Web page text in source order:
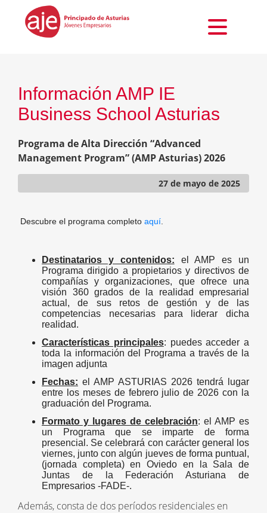
Información AMP IE
Business School Asturias
Programa de Alta Dirección “Advanced
Management Program” (AMP Asturias) 2026
27 de mayo de 2025
Descubre el programa completo aquí
Destinatarios y contenidos: el AMP es un
Programa dirigido a propietarios y directivos de
compañías y organizaciones, que ofrece una
visión 360 grados de la realidad empresarial
actual, de sus retos de gestión y de las
competencias necesarias para liderar dicha
realidad.
Características principales: puedes acceder a
toda la información del Programa a través de la
imagen adjunta
Fechas: el AMP ASTURIAS 2026 tendrá lugar
entre los meses de febrero julio de 2026 con la
graduación del Programa.
Formato y lugares de celebración: el AMP es
un Programa que se imparte de forma
presencial. Se celebrará con carácter general los
viernes, junto con algún jueves de forma puntual,
(jornada completa) en Oviedo en la Sala de
Juntas de la Federación Asturiana de
Empresarios -FADE-.
Además, consta de dos períodos residenciales en